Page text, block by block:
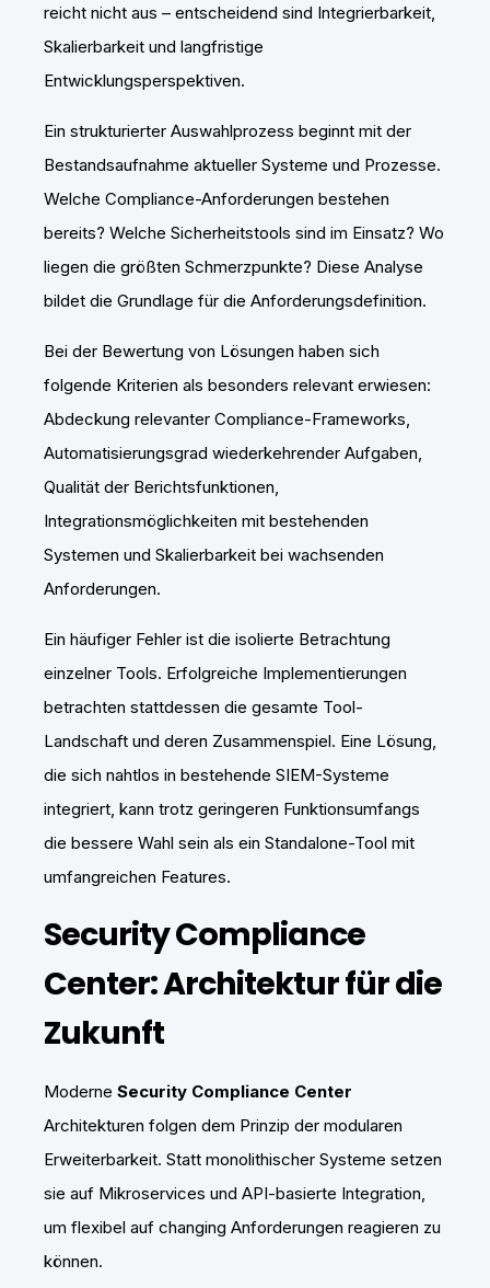
reicht nicht aus – entscheidend sind Integrierbarkeit,
Skalierbarkeit und langfristige
Entwicklungsperspektiven.
Ein strukturierter Auswahlprozess beginnt mit der
Bestandsaufnahme aktueller Systeme und Prozesse.
Welche Compliance-Anforderungen bestehen
bereits? Welche Sicherheitstools sind im Einsatz? Wo
liegen die größten Schmerzpunkte? Diese Analyse
bildet die Grundlage für die Anforderungsdefinition.
Bei der Bewertung von Lösungen haben sich
folgende Kriterien als besonders relevant erwiesen:
Abdeckung relevanter Compliance-Frameworks,
Automatisierungsgrad wiederkehrender Aufgaben,
Qualität der Berichtsfunktionen,
Integrationsmöglichkeiten mit bestehenden
Systemen und Skalierbarkeit bei wachsenden
Anforderungen.
Ein häufiger Fehler ist die isolierte Betrachtung
einzelner Tools. Erfolgreiche Implementierungen
betrachten stattdessen die gesamte Tool-
Landschaft und deren Zusammenspiel. Eine Lösung,
die sich nahtlos in bestehende SIEM-Systeme
integriert, kann trotz geringeren Funktionsumfangs
die bessere Wahl sein als ein Standalone-Tool mit
umfangreichen Features.
Security Compliance
Center: Architektur für die
Zukunft
Moderne Security Compliance Center
Architekturen folgen dem Prinzip der modularen
Erweiterbarkeit. Statt monolithischer Systeme setzen
sie auf Mikroservices und API-basierte Integration,
um flexibel auf changing Anforderungen reagieren zu
können.